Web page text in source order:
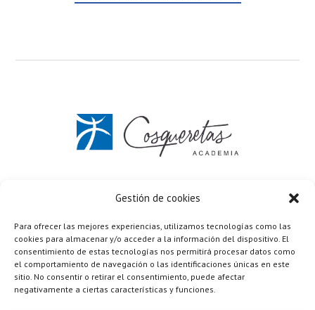
Gestión de cookies
Para ofrecer las mejores experiencias, utilizamos tecnologías como las
cookies para almacenar y/o acceder a la información del dispositivo. El
consentimiento de estas tecnologías nos permitirá procesar datos como
el comportamiento de navegación o las identificaciones únicas en este
sitio. No consentir o retirar el consentimiento, puede afectar
negativamente a ciertas características y funciones.
637 672 033
Política de privacidad·Términos y condiciones
Cookies·Aviso legal
Copyright © 2026 ·Academia Cosqueretasrealizada por
Mario López Ruiz